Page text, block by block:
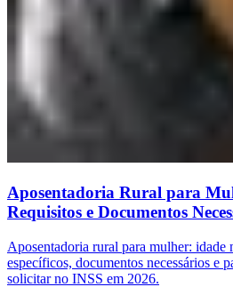
Aposentadoria Rural para
Requisitos e Documentos
Aposentadoria rural para mulher: idade
específicos, documentos necessários e
solicitar no INSS em 2026.